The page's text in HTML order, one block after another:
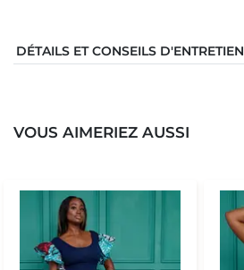
DÉTAILS ET CONSEILS D'ENTRETIEN
VOUS AIMERIEZ AUSSI